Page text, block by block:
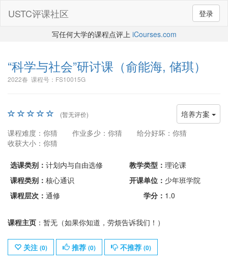
登录
USTC评课社区
写任何大学的课程点评上 iCourses.com
“科学与社会”研讨课 （俞能海, 储琪）
2022春 课程号：FS10015G
培养方案
(暂无评价)
课程难度：你猜 作业多少：你猜
给分好坏：你猜
收获大小：你猜
选课类别： 计划内与自由选修 教学类型： 理论课
课程类别： 核心通识 开课单位： 少年班学院
课程层次： 通修 学分： 1.0
课程主页 ：暂无（如果你知道，劳烦告诉我们！）
关注 (0) 推荐 (0) 不推荐 (0)